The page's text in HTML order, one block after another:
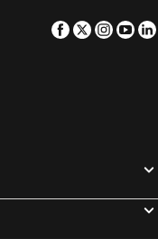
Facebook
Twitter